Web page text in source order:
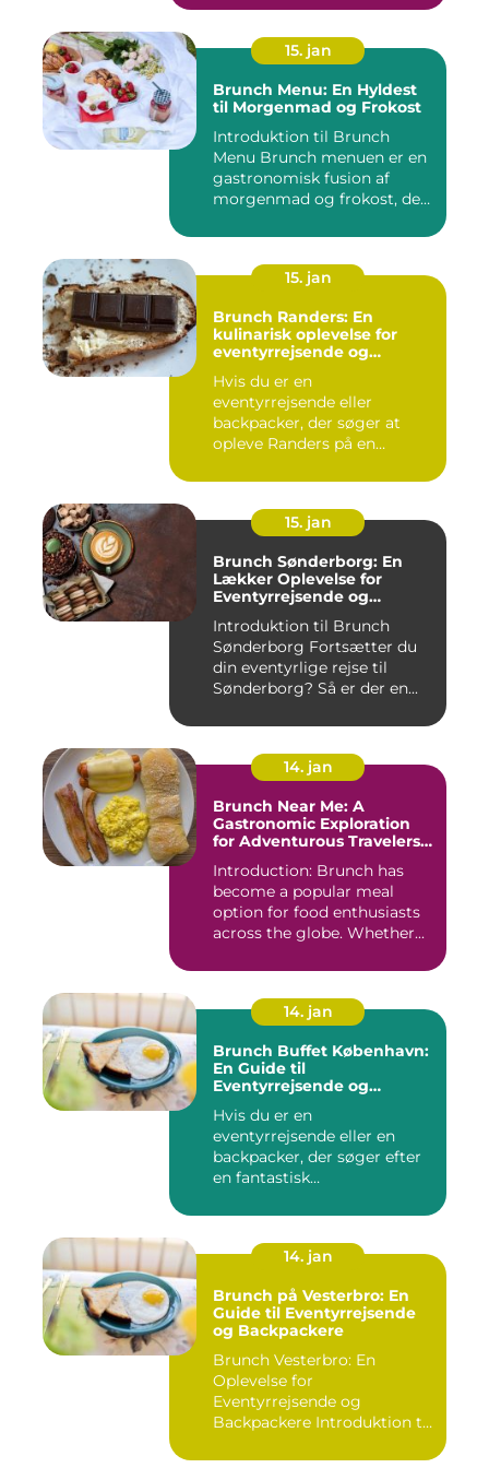
15. jan
Brunch Menu: En Hyldest
til Morgenmad og Frokost
Introduktion til Brunch
Menu Brunch menuen er en
gastronomisk fusion af
morgenmad og frokost, der
15. jan
Brunch Randers: En
kulinarisk oplevelse for
eventyrrejsende og
Hvis du er en
eventyrrejsende eller
backpacker, der søger at
opleve Randers på en
15. jan
Brunch Sønderborg: En
Lækker Oplevelse for
Eventyrrejsende og
Introduktion til Brunch
Sønderborg Fortsætter du
din eventyrlige rejse til
Sønderborg? Så er der en...
14. jan
Brunch Near Me: A
Gastronomic Exploration
for Adventurous Travelers
Introduction: Brunch has
become a popular meal
option for food enthusiasts
across the globe. Whether...
14. jan
Brunch Buffet København:
En Guide til
Eventyrrejsende og
Hvis du er en
eventyrrejsende eller en
backpacker, der søger efter
en fantastisk
14. jan
Brunch på Vesterbro: En
Guide til Eventyrrejsende
og Backpackere
Brunch Vesterbro: En
Oplevelse for
Eventyrrejsende og
Backpackere Introduktion til